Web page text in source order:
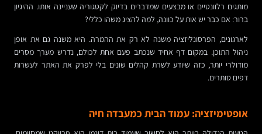
מותגים רלוונטיים או מבצעים שמדברים בדיוק לקטגוריה שעניינה אותו. ההיגיון
ברור: אם כבר יש אות על כוונה, למה להציג משהו כללי?
לארגונים, הפרסונליזציה משנה לא רק את ההמרה. היא משנה גם את אופן
ניהול התוכן. במקום דף אחיד שנכתב פעם אחת לכולם, נדרש מערך מסרים
מודולרי יותר, כזה שיודע לשרת קהלים שונים בלי לפרק את האתר לעשרות
דפים סותרים.
אופטימיזציה: עמוד הבית כמעבדה חיה